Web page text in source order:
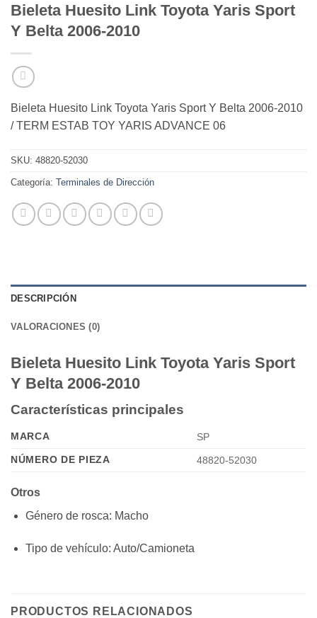
Bieleta Huesito Link Toyota Yaris Sport
Y Belta 2006-2010
Bieleta Huesito Link Toyota Yaris Sport Y Belta 2006-2010
/ TERM ESTAB TOY YARIS ADVANCE 06
SKU: 48820-52030
Categoría: Terminales de Dirección
DESCRIPCIÓN
VALORACIONES (0)
Bieleta Huesito Link Toyota Yaris Sport
Y Belta 2006-2010
Características principales
MARCA
SP
NÚMERO DE PIEZA
48820-52030
Otros
Género de rosca: Macho
Tipo de vehículo: Auto/Camioneta
PRODUCTOS RELACIONADOS